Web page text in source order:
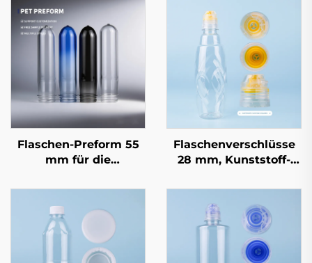
Flaschen-Preform 55
mm für die
Einweg-Behältern
Flaschenverschlüsse
28 mm, Kunststoff-
PCO1810 für Soda- und
Mineralwasserflaschen,
Direkt vom Hersteller